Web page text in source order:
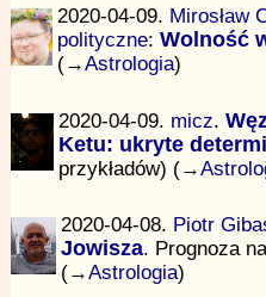
2020-04-09. Mirosław
polityczne: Wolność
(→Astrologia)
2020-04-09. micz.
Ketu: ukryte
przykładów) (→
2020-04-08. Piotr
Jowisza. Prognoza
(→Astrologia)